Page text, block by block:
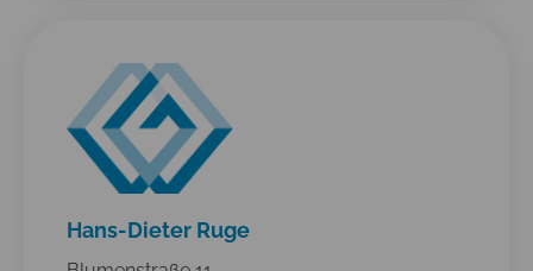
Hans-Dieter Ruge